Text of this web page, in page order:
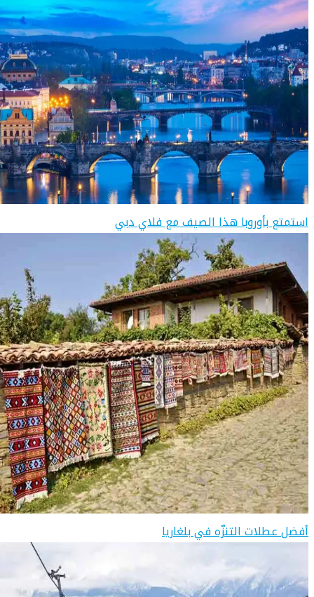
استمتع بأوروبا هذا الصيف مع فلاي دبي
أفضل عطلات التنزّه في بلغاريا